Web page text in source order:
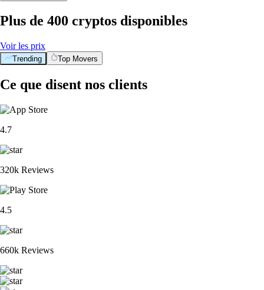
Plus de 400 cryptos disponibles
Voir les prix
Trending Top Movers
Ce que disent nos clients
4.7
320k Reviews
4.5
660k Reviews